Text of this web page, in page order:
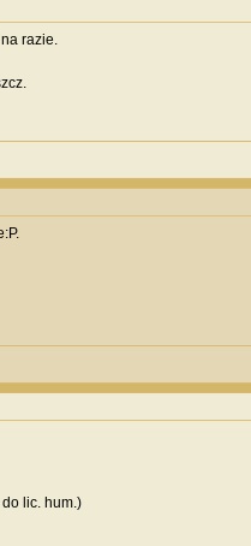
razie.
lic. hum.)